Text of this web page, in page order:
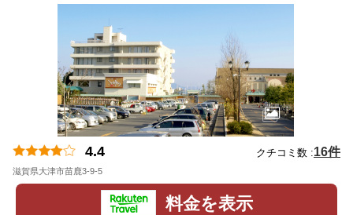
4.4 クチコミ数 :16件
滋賀県大津市苗鹿3-9-5
料金を表示